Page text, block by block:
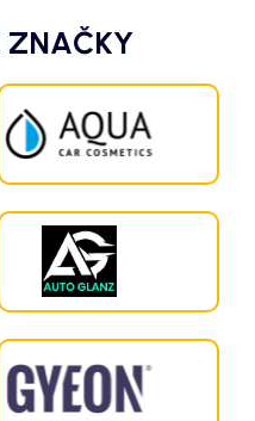
ZNAČKY